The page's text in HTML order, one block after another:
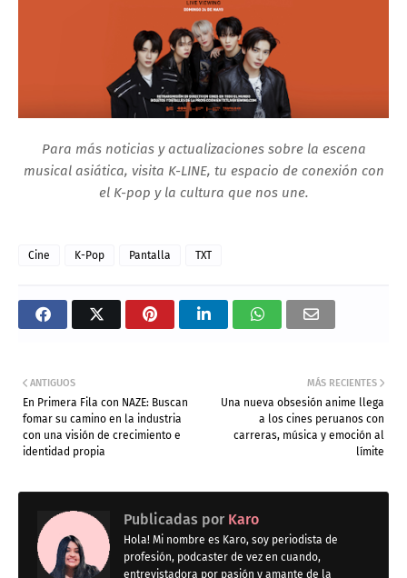
Para más noticias y actualizaciones sobre la escena
musical asiática, visita K-LINE, tu espacio de conexión con
el K-pop y la cultura que nos une.
Cine K-Pop Pantalla TXT
MÁS RECIENTES
Una nueva obsesión anime llega
a los cines peruanos con
carreras, música y emoción al
límite
ANTIGUOS
En Primera Fila con NAZE: Buscan
fomar su camino en la industria
con una visión de crecimiento e
identidad propia
Publicadas por Karo
Hola! Mi nombre es Karo, soy periodista de
profesión, podcaster de vez en cuando,
entrevistadora por pasión y amante de la